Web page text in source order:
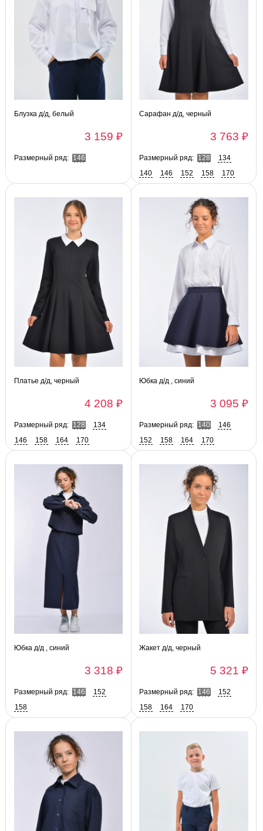
Блузка д/д, белый
3 159 ₽
Размерный ряд: 146
Сарафан д/д, черный
3 763 ₽
Размерный ряд: 128
134
140
146 152 158 170
Платье д/д, черный
4 208 ₽
Размерный ряд: 128
134
146
158 164 170
Юбка д/д , синий
3 095 ₽
Размерный ряд: 140
146
152
158 164 170
Юбка д/д , синий
3 318 ₽
Размерный ряд: 146
152
158
Жакет д/д, черный
5 321 ₽
Размерный ряд: 146
152
158
164 170